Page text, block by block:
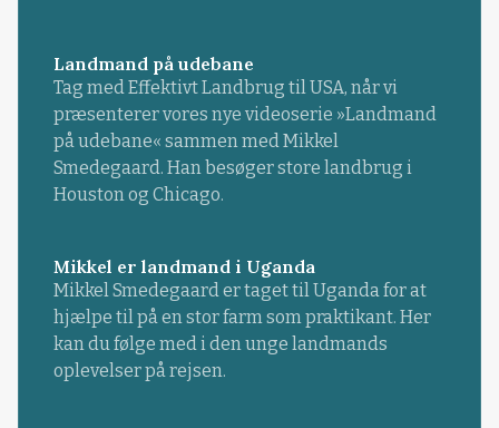
Landmand på udebane
Tag med Effektivt Landbrug til USA, når vi
præsenterer vores nye videoserie »Landmand
på udebane« sammen med Mikkel
Smedegaard. Han besøger store landbrug i
Houston og Chicago.
Mikkel er landmand i Uganda
Mikkel Smedegaard er taget til Uganda for at
hjælpe til på en stor farm som praktikant. Her
kan du følge med i den unge landmands
oplevelser på rejsen.